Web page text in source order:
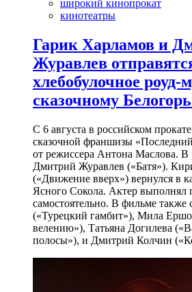
широкий кинопрокат
кинотеатры
Гарик Харламов и
Журавлев
хлебобулочное роуд-
сказочному
С 6 августа в российском
сказочной франшизы
от режиссера Антона Маслова.
Дмитрий Журавлев («Батя»).
(«Движение вверх») вернулся в
Ясного Сокола. Актер выполнял
самостоятельно. В фильме также
(«Турецкий гамбит»), Мила
велению»), Татьяна Догилева
полосы»), и Дмитрий Колчин